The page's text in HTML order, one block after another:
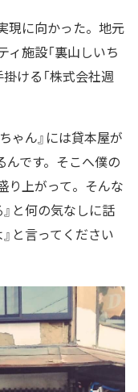
現に向かった。地元
施設「裏山しいち
ける「株式会社週
ゃん』には貸本屋が
んです。そこへ僕の
り上がって。そんな
と何の気なしに話
と言ってください